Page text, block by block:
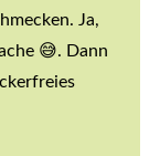
Ja,
😅. Dann